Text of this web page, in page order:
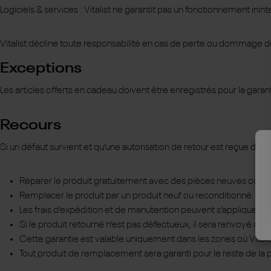
Logiciels & services : Vitalist ne garantit pas un fonctionnement
Vitalist décline toute responsabilité en cas de perte ou dommage
Exceptions
Les articles offerts en cadeau doivent être enregistrés pour la
Recours
Si un défaut survient et qu’une autorisation de retour est reçue
Réparer le produit gratuitement avec des pièces neuves ou
Remplacer le produit par un produit neuf ou reconditionné.
Les frais d’expédition et de manutention peuvent s’appliquer
Si le produit retourné n’est pas défectueux, il sera renvoyé aux
Cette garantie est valable uniquement dans les zones où
Tout produit de remplacement sera garanti pour le reste de